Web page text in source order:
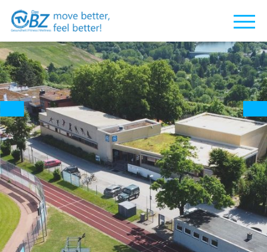
EGYM
Jetzt NEU im BZ!
Das Pilum - Neuer TVC-
Partner
21.10.2024
TV Cannstatt - Gesamtverein